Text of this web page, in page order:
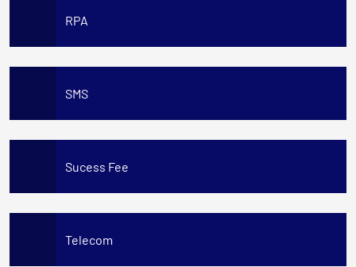
RPA
SMS
Sucess Fee
Telecom